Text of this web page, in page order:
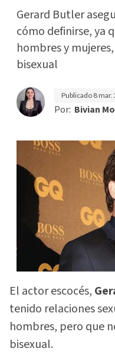
Gerard Butler
cómo definirse, ya
hombres y
bisexual
Publicado 8 mar.
Por: Bivian
El actor escocés,
tenido relaciones
hombres, pero que
bisexual.